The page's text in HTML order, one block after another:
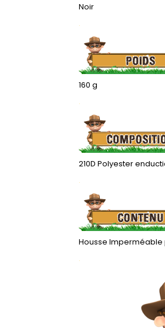
Noir
.
160 g
.
210D Polyester
.
Housse Imperméable
.